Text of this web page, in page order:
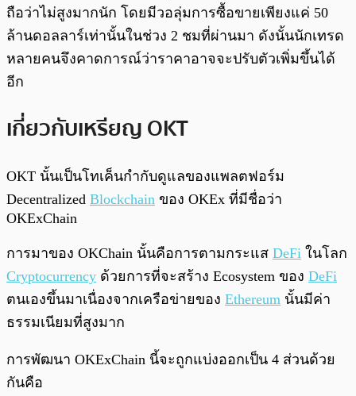
ถือว่าไม่สูงมากนัก โดยมีวอลุ่มการซื้อขายเพียงแค่ 50
ล้านดอลลาร์เท่านั้นในช่วง 2 ชมที่ผ่านมา ดังนั้นนักเทรด
หลายคนจึงคาดการณ์ว่าราคาอาจจะปรับตัวเพิ่มขึ้นได้
อีก
เกี่ยวกับเหรียญ OKT
OKT นั้นเป็นโทเค็นกำกับดูแลของแพลตฟอร์ม
Decentralized Blockchain ของ OKEx ที่มีชื่อว่า
OKExChain
การมาของ OKChain นั้นคือการตามกระแส DeFi ในโลก
Cryptocurrency ด้วยการที่จะสร้าง Ecosystem ของ DeFi
ตนเองขึ้นมาเนื่องจากเครือข่ายของ Ethereum นั้นมีค่า
ธรรมเนียมที่สูงมาก
การพัฒนา OKExChain นี้จะถูกแบ่งออกเป็น 4 ส่วนด้วย
กันคือ